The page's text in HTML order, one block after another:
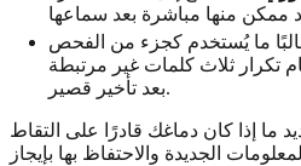
ما يُستخدم كجزء من الفحص
تكرار ثلاث كلمات غير مرتبطة
بعد تأخير قصير.
ما إذا كان دماغك قادرًا على التقاط